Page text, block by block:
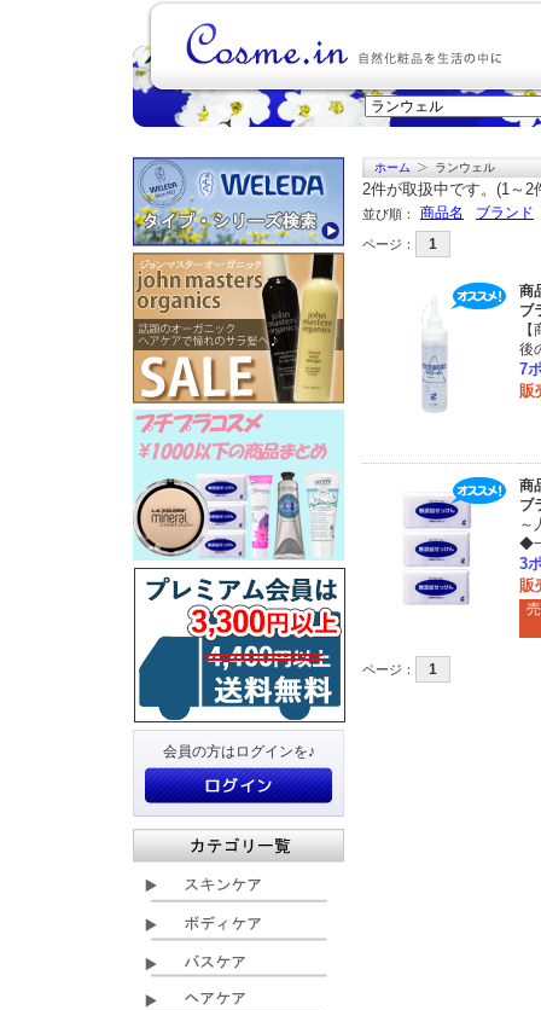
ホーム ランウェル
2件が取扱中です。(1～2
並び順： 商品名 ブランド
ページ： 1
商
ブ
後
7
販
商
ブ
～
◆
3
販
ページ： 1
会員の方はログインを♪